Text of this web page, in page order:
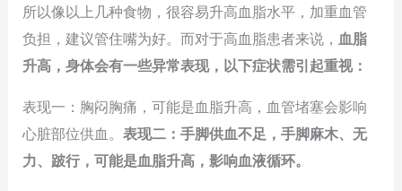
所以像以上几种食物，很容易升高血脂水平，加重血管
负担，建议管住嘴为好。而对于高血脂患者来说，血脂
升高，身体会有一些异常表现，以下症状需引起重视：
表现一：胸闷胸痛，可能是血脂升高，血管堵塞会影响
心脏部位供血。表现二：手脚供血不足，手脚麻木、无
力、跛行，可能是血脂升高，影响血液循环。